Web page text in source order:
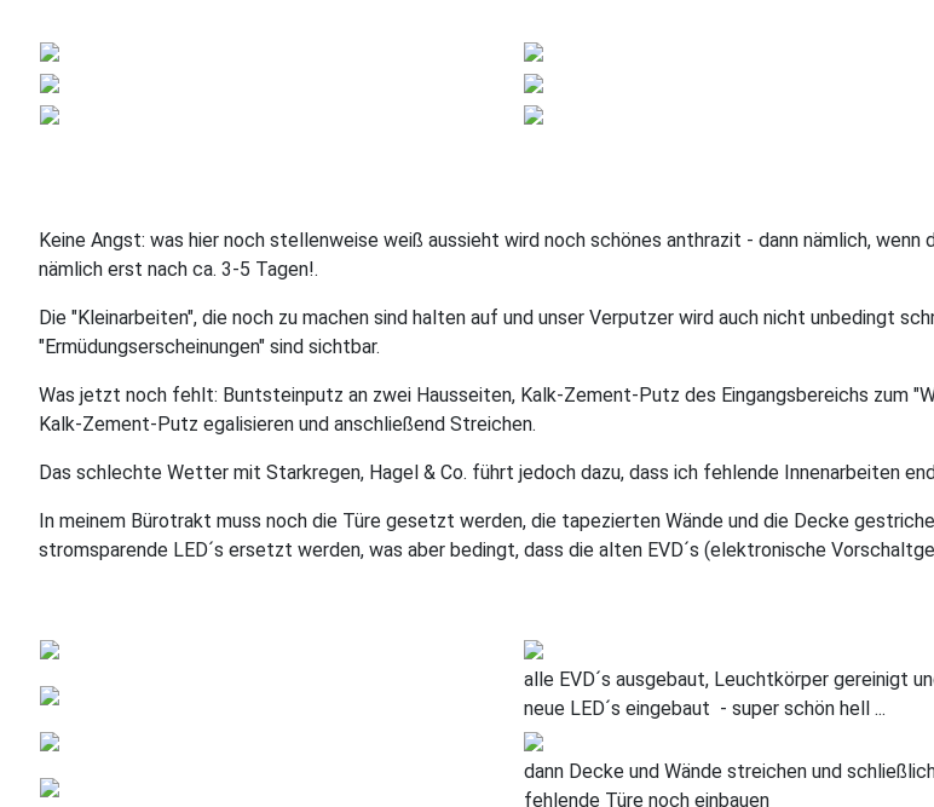
Keine Angst: was hier noch stellenweise weiß aussieht wird noch schönes anthrazit - dann nämlich,
nämlich erst nach ca. 3-5 Tagen!.
Die "Kleinarbeiten", die noch zu machen sind halten auf und unser Verputzer wird auch nicht unbedingt
"Ermüdungserscheinungen" sind sichtbar.
Was jetzt noch fehlt: Buntsteinputz an zwei Hausseiten, Kalk-Zement-Putz des Eingangsbereichs zum
Kalk-Zement-Putz egalisieren und anschließend Streichen.
Das schlechte Wetter mit Starkregen, Hagel & Co. führt jedoch dazu, dass ich fehlende Innenarbeiten
In meinem Bürotrakt muss noch die Türe gesetzt werden, die tapezierten Wände und die Decke
stromsparende LED´s ersetzt werden, was aber bedingt, dass die alten EVD´s (elektronische
alle EVD´s ausgebaut, Leuchtkörper gereinigt
neue LED´s eingebaut - super schön hell ...
dann Decke und Wände streichen und
fehlende Türe noch einbauen